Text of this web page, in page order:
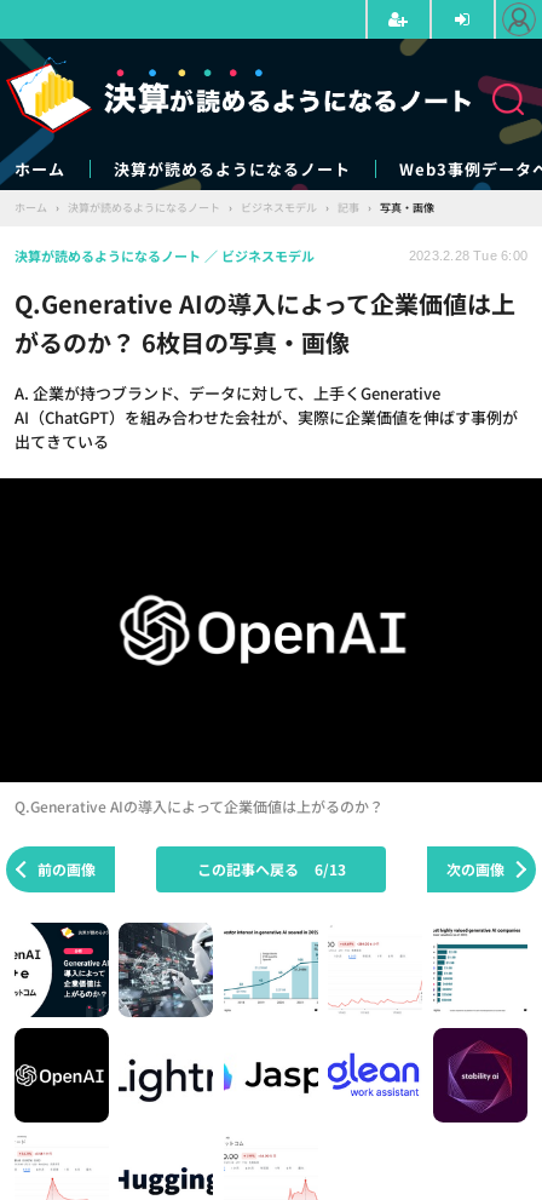
ホーム 決算が読めるようになるノート Web3事例データ
ホーム › 決算が読めるようになるノート › ビジネスモデル › 記事 › 写真・画像
Q.Generative AIの導入によって企業価値は上
がるのか？ 6枚目の写真・画像
A. 企業が持つブランド、データに対して、上手くGenerative
AI（ChatGPT）を組み合わせた会社が、実際に企業価値を伸ばす事例が
出てきている
決算が読めるようになるノート ビジネスモデル 2023.2.28 Tue 6:00
Q.Generative AIの導入によって企業価値は上がるのか？
前の画像 次の画像
この記事へ戻る 6/13